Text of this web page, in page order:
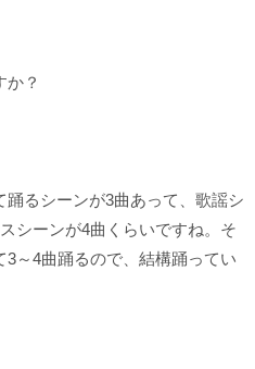
？
るシーンが3曲あって、歌謡シ
シーンが4曲くらいですね。そ
～4曲踊るので、結構踊ってい